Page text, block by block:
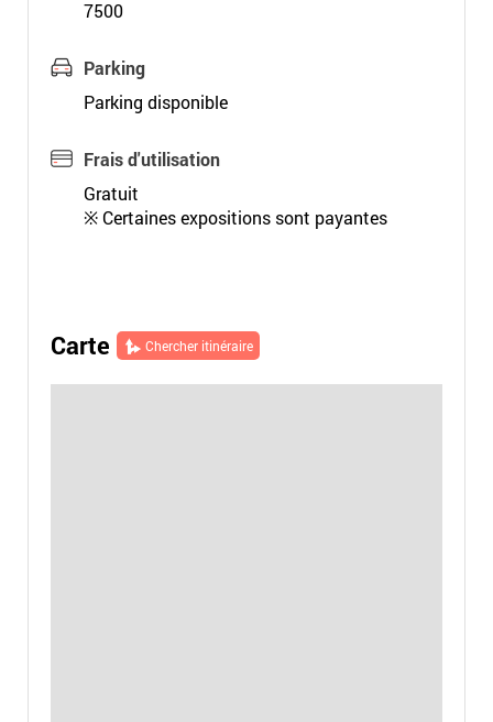
7500
Parking
Parking disponible
Frais d'utilisation
Gratuit
※ Certaines expositions sont payantes
Carte Chercher itinéraire